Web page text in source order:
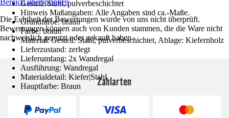
Gestell: Stahl, pulverbeschichtet
Hinweis Maßangaben: Alle Angaben sind ca.-Maße.
Grundfarbe: braun
Farbe: braun
Material: Gestell: Stahl, pulverbeschichtet, Ablage: Kiefernholz
Lieferzustand: zerlegt
Lieferumfang: 2x Wandregal
Ausführung: Wandregal
Materialdetail: Kiefer|Stahl
Hauptfarbe: Braun
Bereich überspringen
Die Echtheit der Bewertungen wurde von uns nicht überprüft.
Bewertungen können auch von Kunden stammen, die die Ware nicht
nachweislich genutzt oder gekauft haben.
Zahlarten